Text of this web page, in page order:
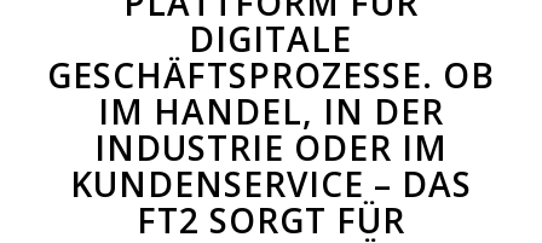
DIGITALE
GESCHÄFTSPROZESSE. OB
IM HANDEL, IN DER
INDUSTRIE ODER IM
KUNDENSERVICE – DAS
FT2 SORGT FÜR